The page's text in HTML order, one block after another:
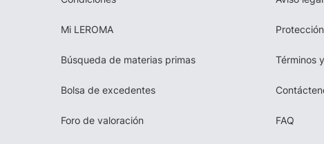
Mi LEROMA
Búsqueda de materias primas
Bolsa de excedentes
Foro de valoración
Términos
FAQ